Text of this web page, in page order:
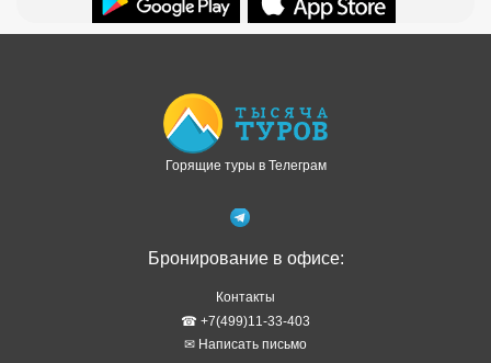
Горящие туры в Телеграм
Бронирование в офисе:
Контакты
☎ +7(499)11-33-403
✉ Написать письмо